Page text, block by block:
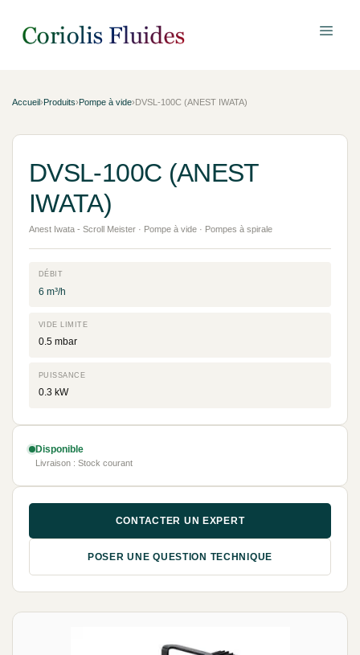
Accueil›Produits›Pompe à vide›DVSL-100C (ANEST IWATA)
DVSL-100C (ANEST
IWATA)
Anest Iwata - Scroll Meister · Pompe à vide · Pompes à spirale
DÉBIT
6 m³/h
VIDE LIMITE
0.5 mbar
PUISSANCE
0.3 kW
Disponible
Livraison : Stock courant
CONTACTER UN EXPERT
POSER UNE QUESTION TECHNIQUE